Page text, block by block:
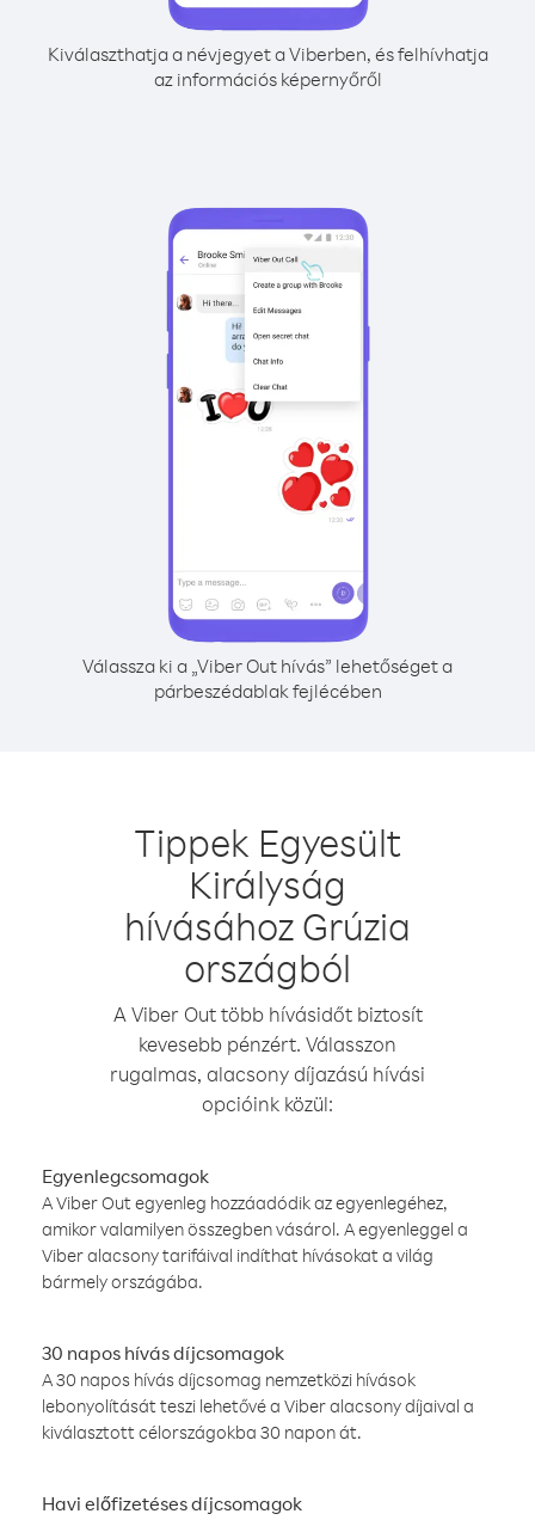
Kiválaszthatja a névjegyet a Viberben, és felhívhatja
az információs képernyőről
Válassza ki a „Viber Out hívás” lehetőséget a
párbeszédablak fejlécében
Tippek Egyesült
Királyság
hívásához Grúzia
országból
A Viber Out több hívásidőt biztosít
kevesebb pénzért. Válasszon
rugalmas, alacsony díjazású hívási
opcióink közül:
Egyenlegcsomagok
A Viber Out egyenleg hozzáadódik az egyenlegéhez,
amikor valamilyen összegben vásárol. A egyenleggel a
Viber alacsony tarifáival indíthat hívásokat a világ
bármely országába.
30 napos hívás díjcsomagok
A 30 napos hívás díjcsomag nemzetközi hívások
lebonyolítását teszi lehetővé a Viber alacsony díjaival a
kiválasztott célországokba 30 napon át.
Havi előfizetéses díjcsomagok